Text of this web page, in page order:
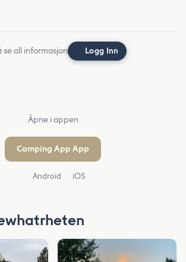
se all informasjon Logg Inn
Åpne i appen
Camping App App
Android iOS